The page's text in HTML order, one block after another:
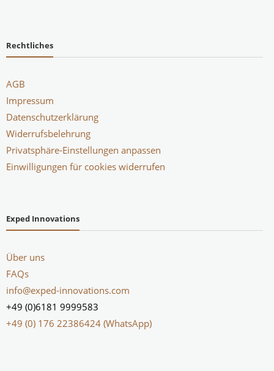
Rechtliches
AGB
Impressum
Datenschutzerklärung
Widerrufsbelehrung
Privatsphäre-Einstellungen anpassen
Einwilligungen für cookies widerrufen
Exped Innovations
Über uns
FAQs
info@exped-innovations.com
+49 (0)6181 9999583
+49 (0) 176 22386424 (WhatsApp)